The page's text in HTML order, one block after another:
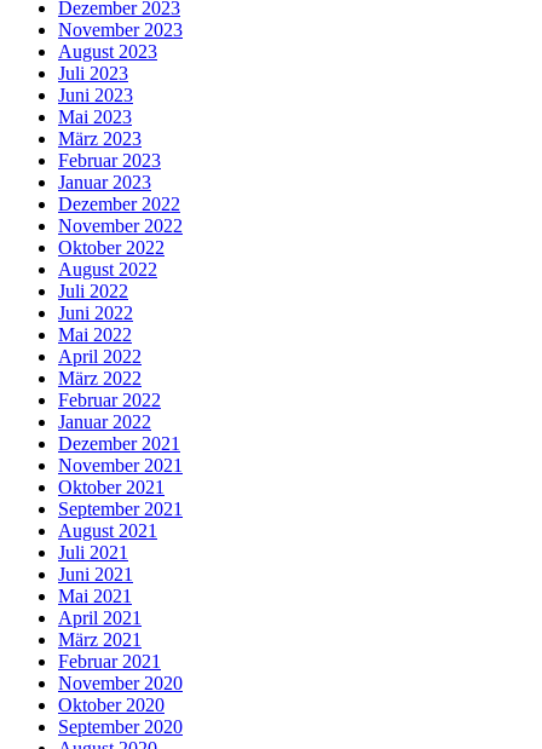
Dezember 2023
November 2023
August 2023
Juli 2023
Juni 2023
Mai 2023
März 2023
Februar 2023
Januar 2023
Dezember 2022
November 2022
Oktober 2022
August 2022
Juli 2022
Juni 2022
Mai 2022
April 2022
März 2022
Februar 2022
Januar 2022
Dezember 2021
November 2021
Oktober 2021
September 2021
August 2021
Juli 2021
Juni 2021
Mai 2021
April 2021
März 2021
Februar 2021
November 2020
Oktober 2020
September 2020